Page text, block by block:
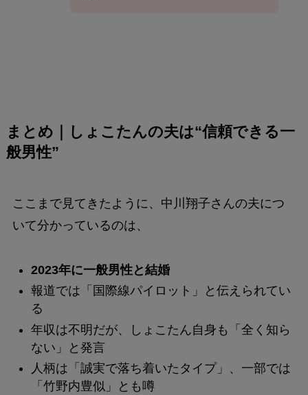
まとめ｜しょこたんの夫は“信頼できる一
般男性”
ここまで見てきたように、中川翔子さんの夫につ
いて分かっているのは、
2023年に一般男性と結婚
報道では「国際線パイロット」と伝えられてい
る
年収は不明だが、しょこたん自身も「全く知ら
ない」と発言
人柄は「誠実で落ち着いたタイプ」、一部では
「竹野内豊似」とも噂